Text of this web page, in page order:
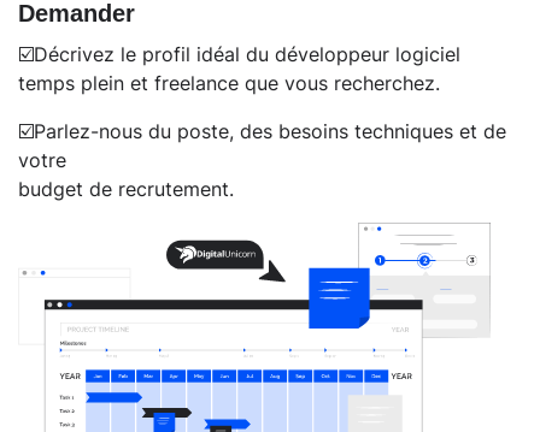
Demander
☑️Décrivez le profil idéal du développeur logiciel
temps plein et freelance que vous recherchez.
☑️Parlez-nous du poste, des besoins techniques et de
votre
budget de recrutement.